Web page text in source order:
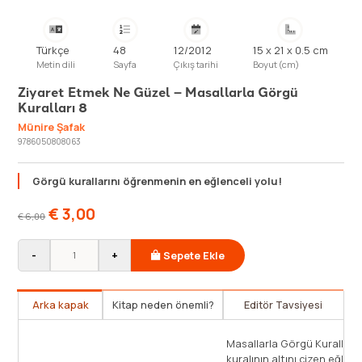
Türkçe
Metin dili
48
Sayfa
12/2012
Çıkış tarihi
15 x 21 x 0.5 cm
Boyut (cm)
Ziyaret Etmek Ne Güzel – Masallarla Görgü
Kuralları 8
Münire Şafak
9786050808063
Görgü kurallarını öğrenmenin en eğlenceli yolu!
€6,00 €3,00
- + Sepete Ekle
Arka kapak Kitap neden önemli? Editör Tavsiyesi
Beynimizin fizik bölümü -8 yaş arasında aktif olarak
çalışır. Bu yaşlarda her şeyi uygulayarak öğrenir,